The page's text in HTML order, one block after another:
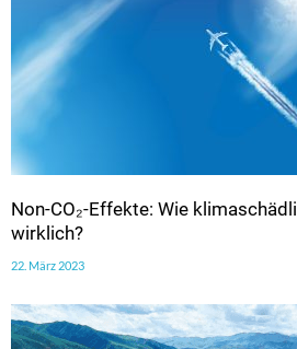
Non-CO₂-Effekte: Wie
wirklich?
22. März 2023